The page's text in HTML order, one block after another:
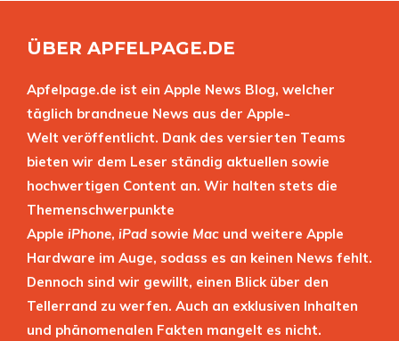
ÜBER APFELPAGE.DE
Apfelpage.de ist ein Apple News Blog, welcher
täglich brandneue News aus der Apple-
Welt veröffentlicht. Dank des versierten Teams
bieten wir dem Leser ständig aktuellen sowie
hochwertigen Content an. Wir halten stets die
Themenschwerpunkte
Apple iPhone, iPad sowie Mac und weitere Apple
Hardware im Auge, sodass es an keinen News fehlt.
Dennoch sind wir gewillt, einen Blick über den
Tellerrand zu werfen. Auch an exklusiven Inhalten
und phänomenalen Fakten mangelt es nicht.